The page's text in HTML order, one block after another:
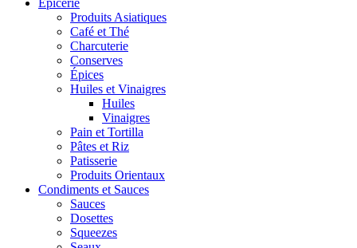
Epicerie
Produits Asiatiques
Café et Thé
Charcuterie
Conserves
Épices
Huiles et Vinaigres
Huiles
Vinaigres
Pain et Tortilla
Pâtes et Riz
Patisserie
Produits Orientaux
Condiments et Sauces
Sauces
Dosettes
Squeezes